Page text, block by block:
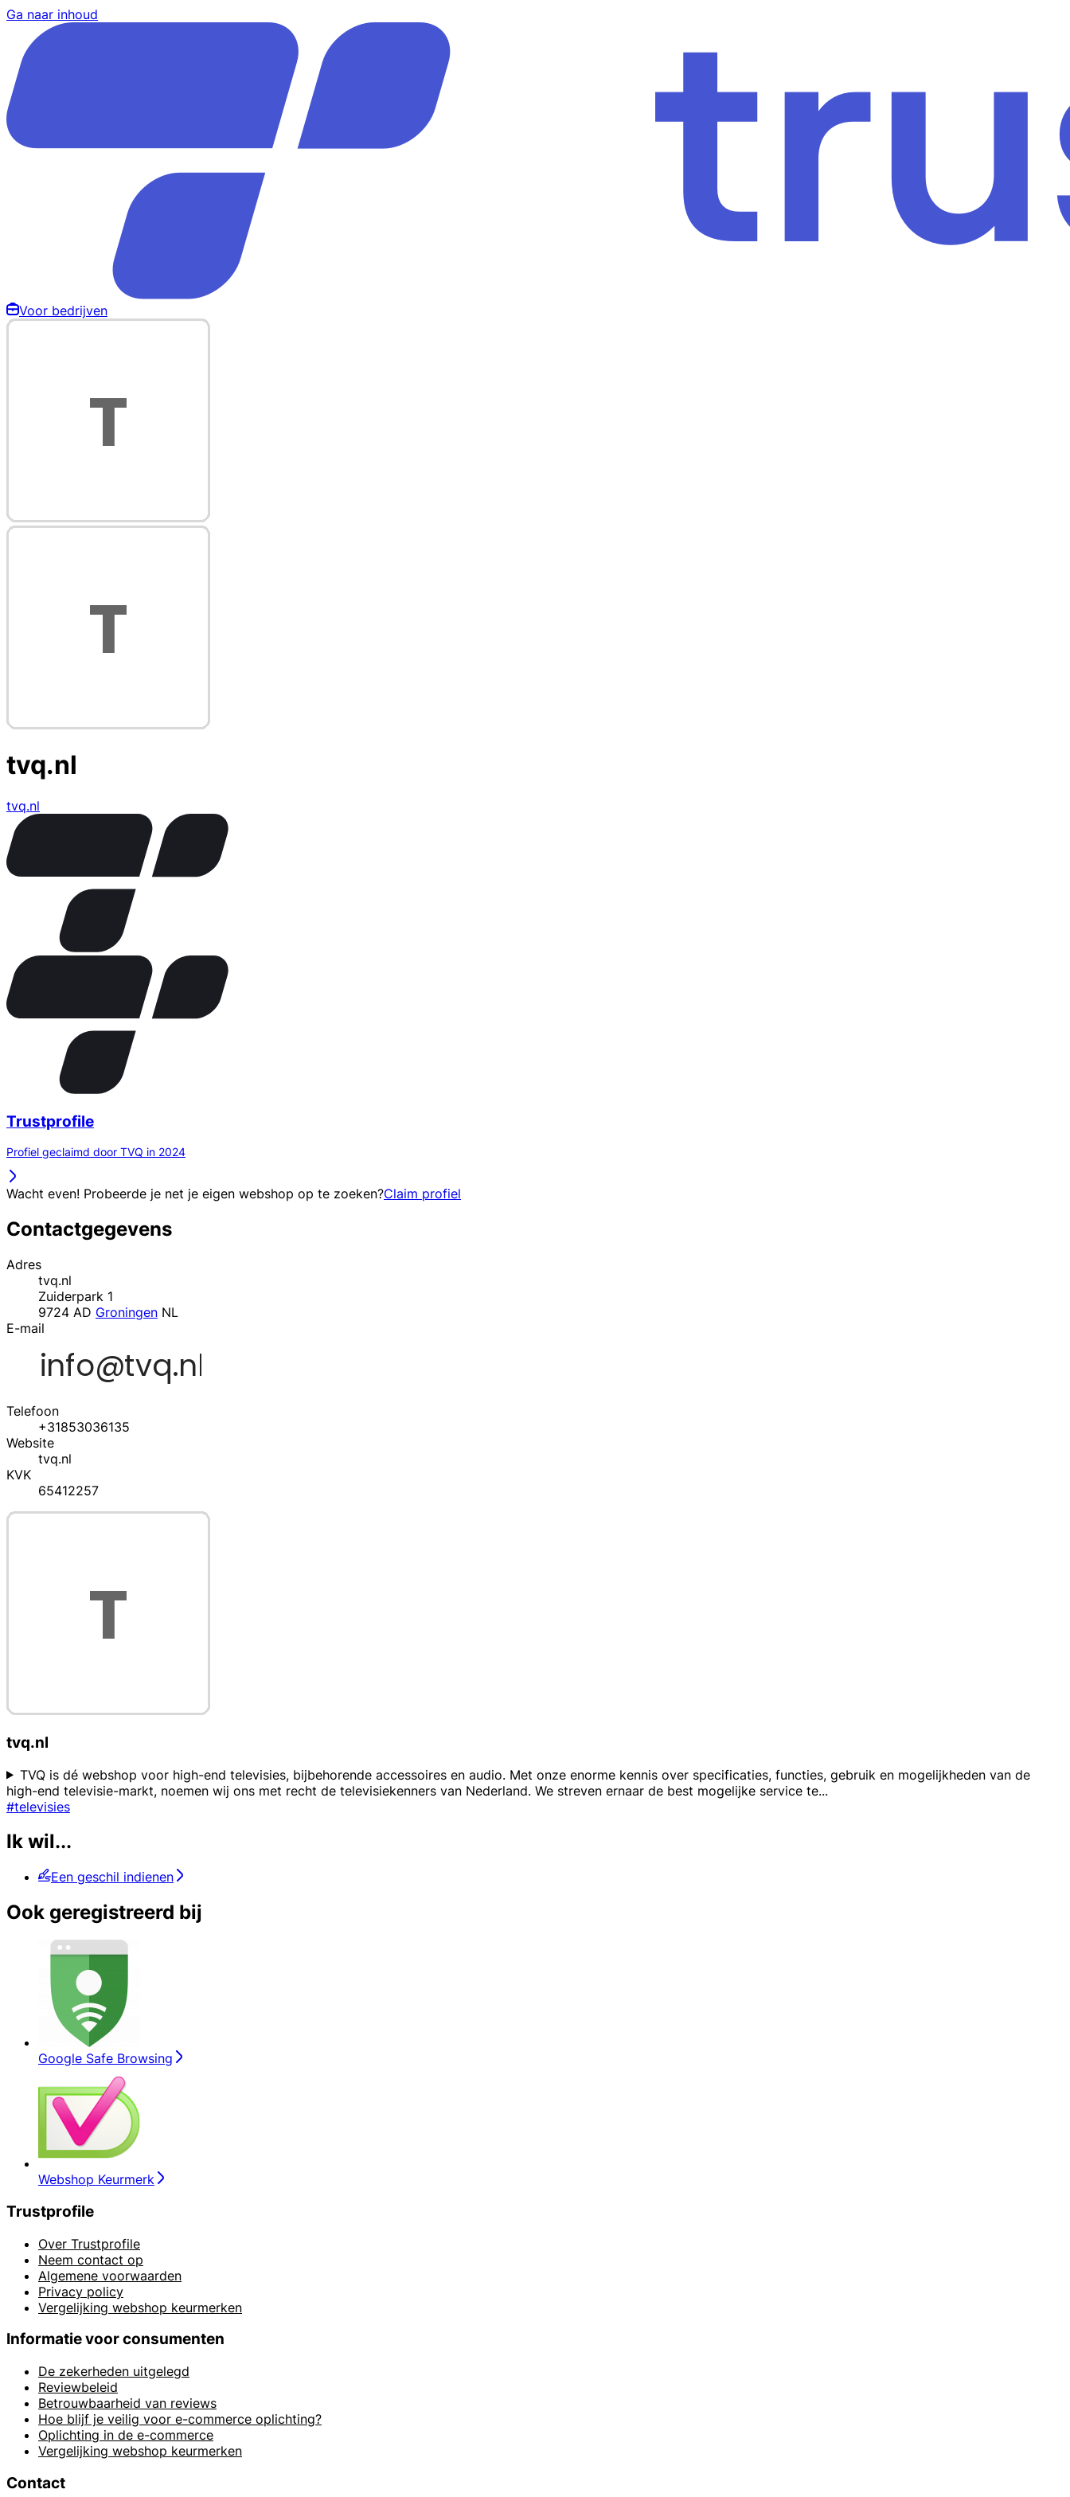
Ga naar inhoud
Voor bedrijven
tvq.nl
tvq.nl
Trustprofile
Profiel geclaimd door TVQ in 2024
Wacht even! Probeerde je net je eigen webshop op te zoeken?Claim profiel
Contactgegevens
Adres
tvq.nl
Zuiderpark 1
9724 AD Groningen NL
E-mail
Telefoon
+31853036135
Website
tvq.nl
KVK
65412257
tvq.nl
TVQ is dé webshop voor high-end televisies, bijbehorende accessoires en audio. Met onze enorme kennis over specificaties, functies, gebruik en mogelijkheden van de
high-end televisie-markt, noemen wij ons met recht de televisiekenners van Nederland. We streven ernaar de best mogelijke service te...
#televisies
Ik wil...
Een geschil indienen
Ook geregistreerd bij
Google Safe Browsing
Webshop Keurmerk
Trustprofile
Over Trustprofile
Neem contact op
Algemene voorwaarden
Privacy policy
Vergelijking webshop keurmerken
Informatie voor consumenten
De zekerheden uitgelegd
Reviewbeleid
Betrouwbaarheid van reviews
Hoe blijf je veilig voor e-commerce oplichting?
Oplichting in de e-commerce
Vergelijking webshop keurmerken
Contact